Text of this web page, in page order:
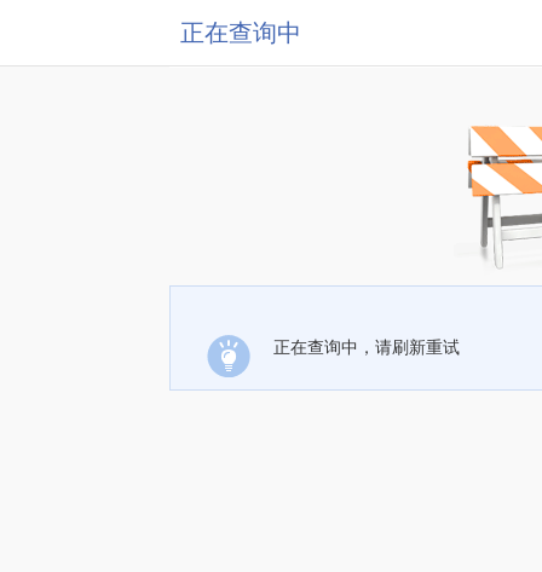
正在查询中
正在查询中，请刷新重试